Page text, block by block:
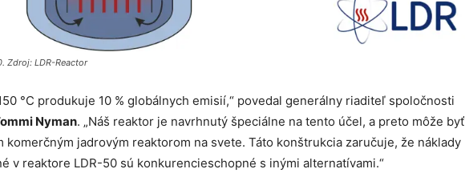
Zdroj: LDR-Reactor
°C produkuje 10 % globálnych emisií,“ povedal generálny riaditeľ spoločnosti
Nyman. „Náš reaktor je navrhnutý špeciálne na tento účel, a preto môže byť
komerčným jadrovým reaktorom na svete. Táto konštrukcia zaručuje, že náklady
v reaktore LDR-50 sú konkurencieschopné s inými alternatívami.“